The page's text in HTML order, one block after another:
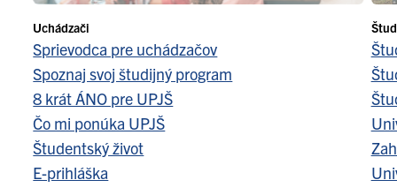
Uchádzači
Sprievodca pre uchádzačov
Spoznaj svoj študijný program
8 krát ÁNO pre UPJŠ
Čo mi ponúka UPJŠ
Študentský život
E-prihláška